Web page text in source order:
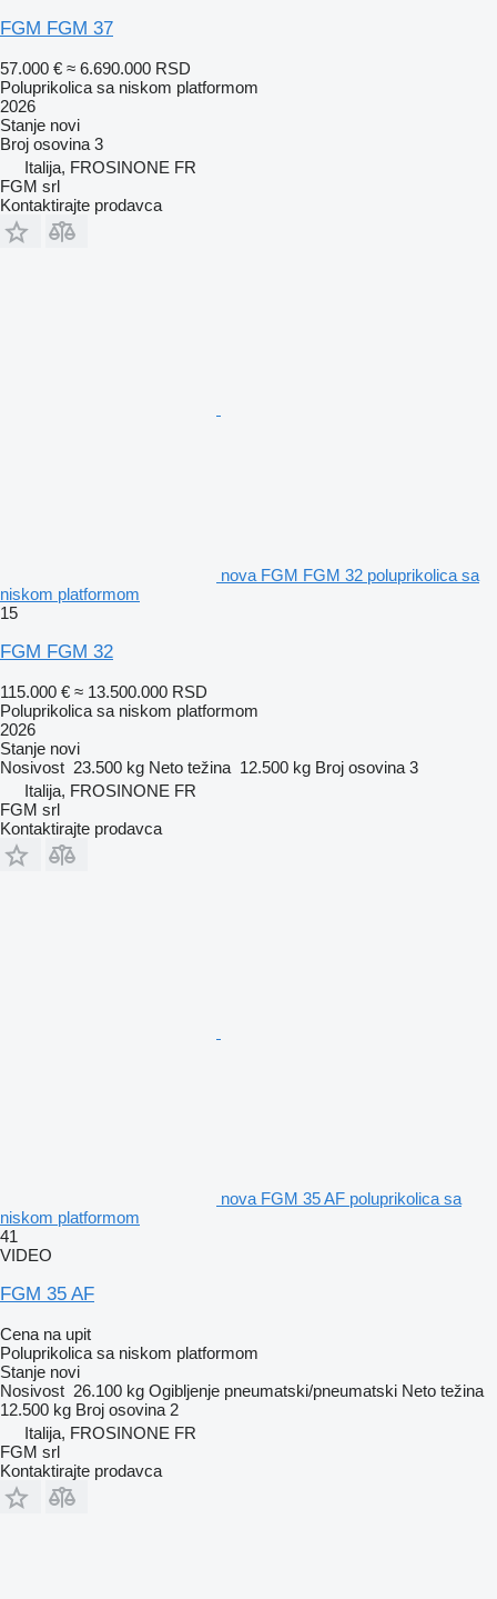
FGM FGM 37
57.000 € ≈ 6.690.000 RSD
Poluprikolica sa niskom platformom
2026
Stanje novi
Broj osovina 3
Italija, FROSINONE FR
FGM srl
Kontaktirajte prodavca
nova FGM FGM 32 poluprikolica sa
niskom platformom
15
FGM FGM 32
115.000 € ≈ 13.500.000 RSD
Poluprikolica sa niskom platformom
2026
Stanje novi
Nosivost 23.500 kg Neto težina 12.500 kg Broj osovina 3
Italija, FROSINONE FR
FGM srl
Kontaktirajte prodavca
nova FGM 35 AF poluprikolica sa
niskom platformom
41
VIDEO
FGM 35 AF
Cena na upit
Poluprikolica sa niskom platformom
Stanje novi
Nosivost 26.100 kg Ogibljenje pneumatski/pneumatski Neto težina
12.500 kg Broj osovina 2
Italija, FROSINONE FR
FGM srl
Kontaktirajte prodavca